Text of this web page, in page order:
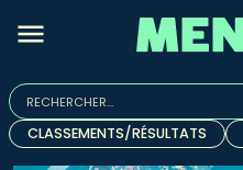
Rechercher :
Quand les résultats de
CLASSEMENTS/RÉSULTATS